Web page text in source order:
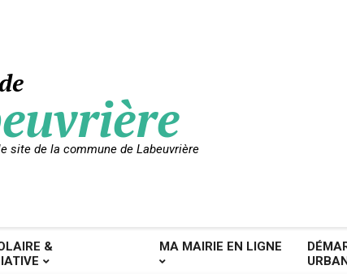
site de la commune de Labeuvrière
&
MA MAIRIE EN LIGNE